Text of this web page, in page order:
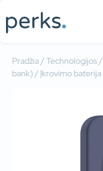
Pradžia/Technologijos/
bank)/ Įkrovimo baterija